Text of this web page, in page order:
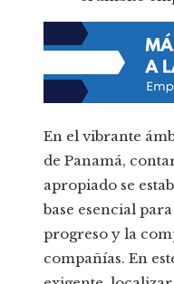
En el vibrante
de Panamá,
apropiado se
base esencial
progreso y la
compañías. En